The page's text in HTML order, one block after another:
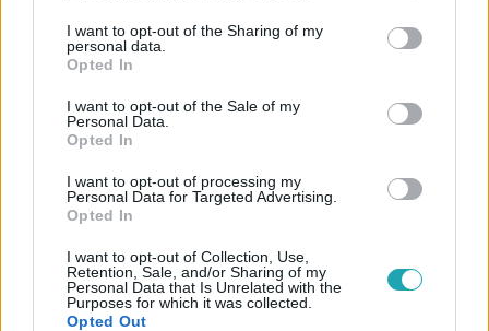
not limited to your visit or usage behaviour. You may click to
grant or deny consent to Google and its third-party tags to
use your data for below specified purposes in below Google
consent section.
I want to opt-out of the Sharing of my
personal data.
Opted In
I want to opt-out of the Sale of my
Personal Data.
Opted In
I want to opt-out of processing my
Personal Data for Targeted Advertising.
Opted In
I want to opt-out of Collection, Use,
Retention, Sale, and/or Sharing of my
Personal Data that Is Unrelated with the
Purposes for which it was collected.
Opted Out